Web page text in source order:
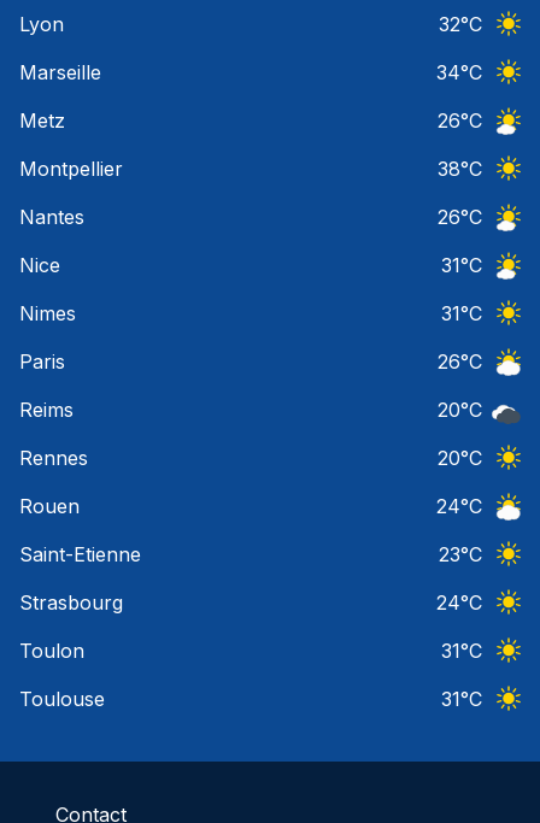
Lyon
32°C
Marseille
34°C
Metz
26°C
Montpellier
38°C
Nantes
26°C
Nice
31°C
Nimes
31°C
Paris
26°C
Reims
20°C
Rennes
20°C
Rouen
24°C
Saint-Etienne
23°C
Strasbourg
24°C
Toulon
31°C
Toulouse
31°C
Contact